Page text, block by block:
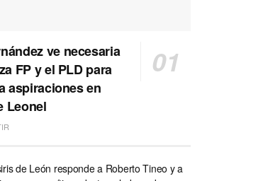
ve necesaria
FP y el PLD para
aspiraciones en
Leonel
de León responde a Roberto Tineo y a